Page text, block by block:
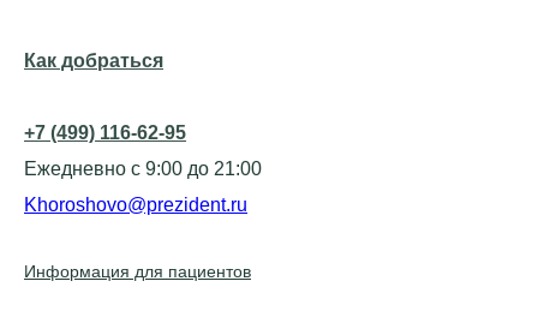
Как добраться
+7 (499) 116-62-95
Ежедневно с 9:00 до 21:00
Khoroshovo@prezident.ru
Информация для пациентов